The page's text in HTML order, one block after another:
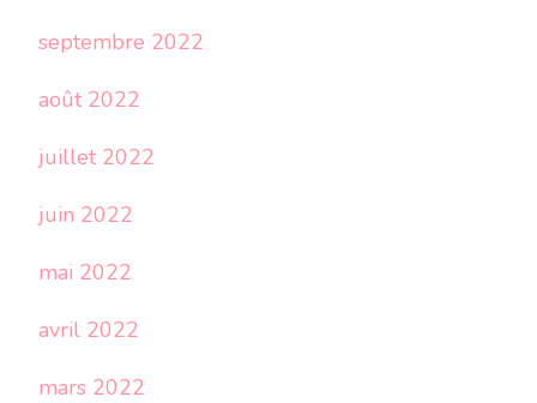
septembre 2022
août 2022
juillet 2022
juin 2022
mai 2022
avril 2022
mars 2022